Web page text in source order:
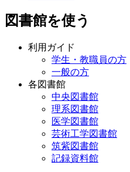
図書館を使う
利用ガイド
学生・教職員の方
一般の方
各図書館
中央図書館
理系図書館
医学図書館
芸術工学図書館
筑紫図書館
記録資料館